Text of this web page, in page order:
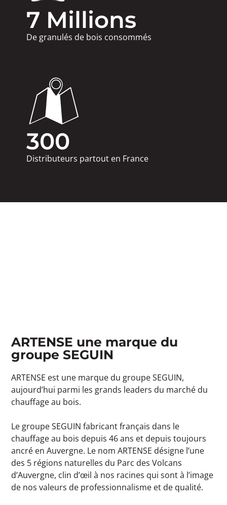
7 Millions
De granulés de bois consommés
300
Distributeurs partout en France
ARTENSE une marque du
groupe SEGUIN
ARTENSE est une marque du groupe SEGUIN,
aujourd’hui parmi les grands leaders du marché du
chauffage au bois.
Le groupe SEGUIN fabricant français dans le
chauffage au bois depuis 46 ans et depuis toujours
ancré en Auvergne. Le nom ARTENSE désigne l’une
des 5 régions naturelles du Parc des Volcans
d’Auvergne, clin d’œil à nos racines qui sont à l’image
de nos valeurs de professionnalisme et de qualité.